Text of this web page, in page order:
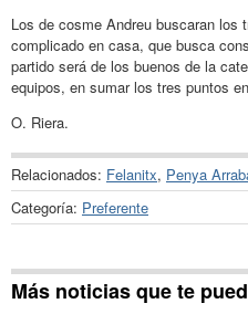
Los de cosme Andreu buscaran los
complicado en casa, que busca
partido será de los buenos de la
equipos, en sumar los tres puntos
O. Riera.
Relacionados: Felanitx, Penya
Categoría: Preferente
Más noticias que te